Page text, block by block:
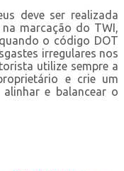
deve ser realizada
na marcação do TWI,
o código DOT
irregulares nos
utilize sempre a
e crie um
e balancear o